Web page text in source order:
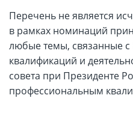
Перечень не является
в рамках номинаций
любые темы, связанные
квалификаций и
совета при Президенте
профессиональным